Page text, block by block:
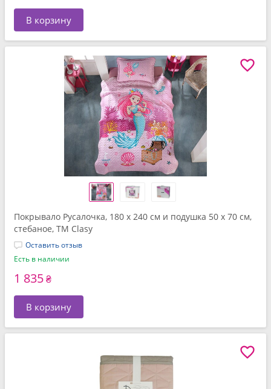
В корзину
Покрывало Русалочка, 180 x 240 см и подушка 50 x 70 см,
стебаное, ТМ Clasy
Оставить отзыв
Есть в наличии
1 835₴
В корзину